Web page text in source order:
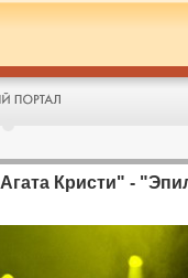
Кристи" -